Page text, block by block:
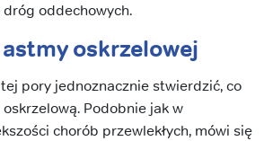
oddechowych.
oskrzelowej
pory jednoznacznie stwierdzić, co
Podobnie jak w
chorób przewlekłych, mówi się